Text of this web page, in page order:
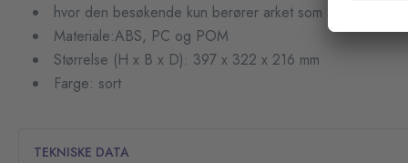
hvor den besøkende kun berører arket som skal brukes
Materiale:ABS, PC og POM
Størrelse (H x B x D): 397 x 322 x 216 mm
Farge: sort
TEKNISKE DATA